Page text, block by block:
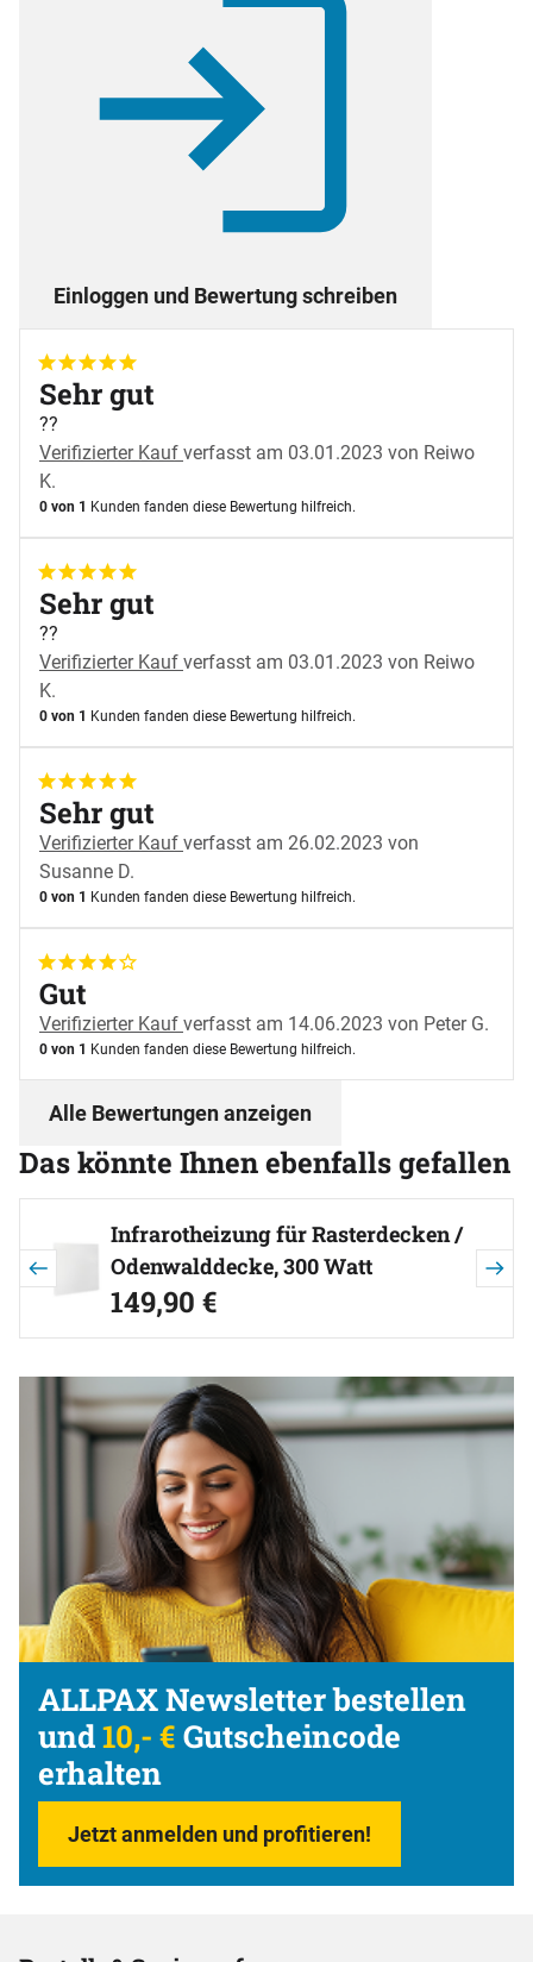
Einloggen und Bewertung schreiben
5 von 5
Sehr gut
??
Verifizierter Kauf verfasst am 03.01.2023 von Reiwo
K.
0 von 1 Kunden fanden diese Bewertung hilfreich.
5 von 5
Sehr gut
??
Verifizierter Kauf verfasst am 03.01.2023 von Reiwo
K.
0 von 1 Kunden fanden diese Bewertung hilfreich.
5 von 5
Sehr gut
Verifizierter Kauf verfasst am 26.02.2023 von
Susanne D.
0 von 1 Kunden fanden diese Bewertung hilfreich.
4 von 5
Gut
Verifizierter Kauf verfasst am 14.06.2023 von Peter G.
0 von 1 Kunden fanden diese Bewertung hilfreich.
Alle Bewertungen anzeigen
Das könnte Ihnen ebenfalls gefallen
Artikel überspringen
Infrarotheizung für Rasterdecken /
Odenwalddecke, 300 Watt
jetzt:
149,90 €
ALLPAX Newsletter bestellen
und10,- € Gutscheincode
erhalten
Jetzt anmelden und profitieren!